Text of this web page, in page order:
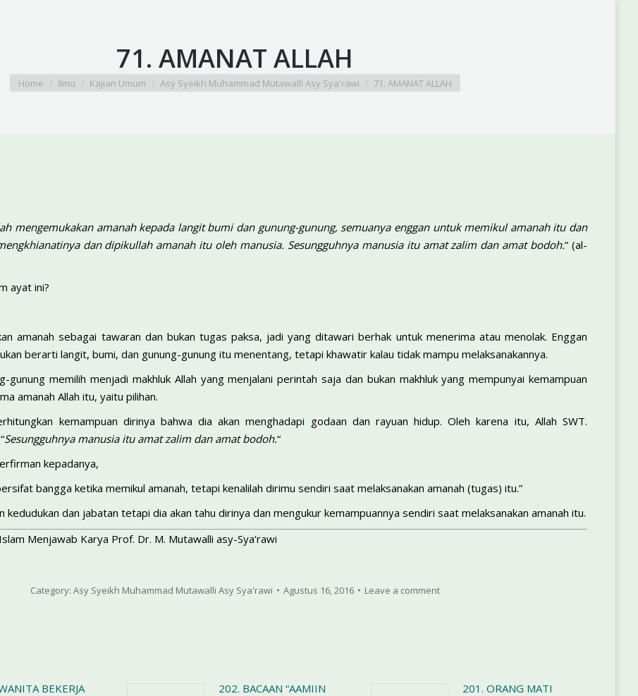
71. AMANAT ALLAH
You are here:
Home Ilmu Kajian Umum Asy Syeikh Muhammad Mutawalli Asy Sya'rawi 71. AMANAT ALLAH
mengemukakan amanah kepada langit bumi dan gunung-gunung, semuanya enggan untuk memikul amanah itu dan
dan dipikullah amanah itu oleh manusia. Sesungguhnya manusia itu amat zalim dan amat bodoh.” (al-
ayat ini?
amanah sebagai tawaran dan bukan tugas paksa, jadi yang ditawari berhak untuk menerima atau menolak. Enggan
berarti langit, bumi, dan gunung-gunung itu menentang, tetapi kha­watir kalau tidak mampu melaksanakannya.
gunung memilih menjadi makh­luk Allah yang menjalani perintah saja dan bukan makhluk yang mempunyai kemampuan
amanah Allah itu, yaitu pilihan.
kemampuan dirinya bahwa dia akan menghadapi godaan dan rayuan hidup. Oleh karena itu, Allah SWT.
Sesungguhnya manusia itu amat zalim dan amat bodoh.“
kepadanya,
bangga ketika memikul amanah, tetapi kenalilah dirimu sendiri saat melaksanakan amanah (tugas) itu.”
kedudukan dan jabatan tetapi dia akan tahu dirinya dan mengukur kemampuannya sendiri saat melaksanakan amanah itu.
Menjawab Karya Prof. Dr. M. Mutawalli asy-Sya’rawi
Category: Asy Syeikh Muhammad Mutawalli Asy Sya'rawi Agustus 16, 2016 Leave a comment
BEKERJA
202. BACAAN “AAMIIN
201. ORANG MATI